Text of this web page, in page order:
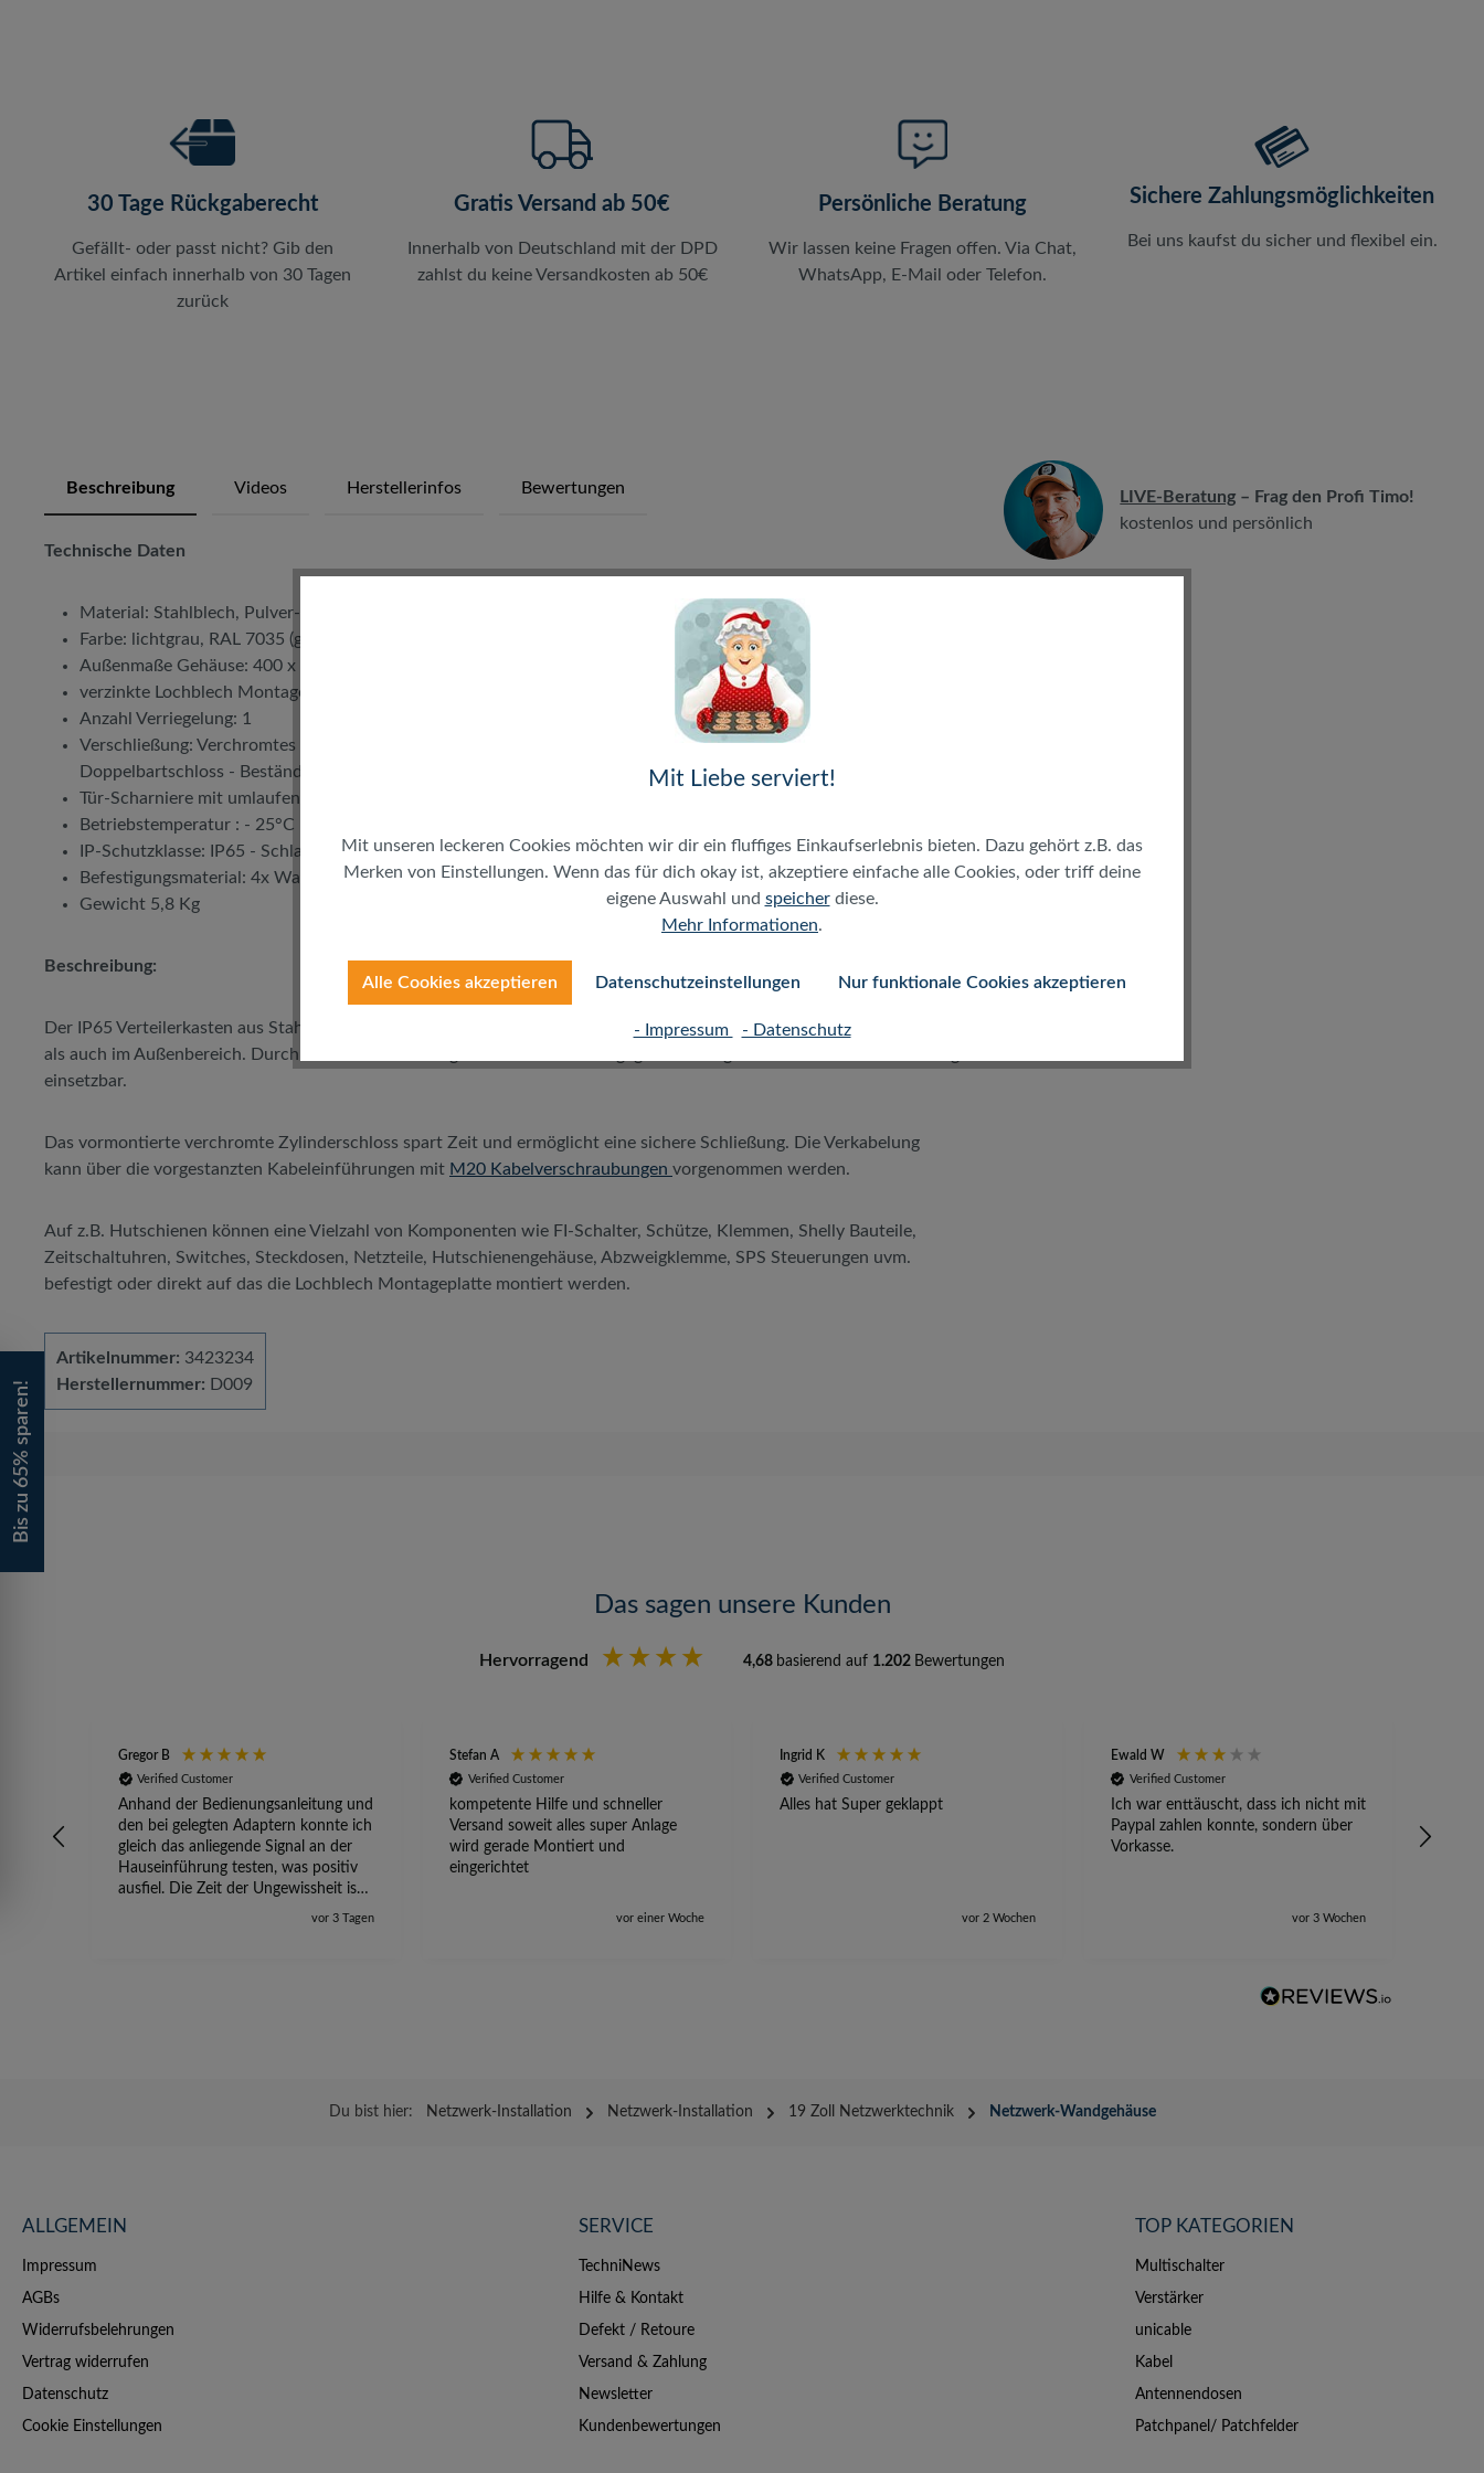
30 Tage Rückgaberecht
Gefällt- oder passt nicht? Gib den
Artikel einfach innerhalb von 30 Tagen
zurück
Gratis Versand ab 50€
Innerhalb von Deutschland mit der DPD
zahlst du keine Versandkosten ab 50€
Persönliche Beratung
Wir lassen keine Fragen offen. Via Chat,
WhatsApp, E-Mail oder Telefon.
Sichere Zahlungsmöglichkeiten
Bei uns kaufst du sicher und flexibel ein.
Beschreibung Videos Herstellerinfos Bewertungen
Technische Daten
Material: Stahlblech, Pulver-Strukturlackierung
Farbe: lichtgrau, RAL 7035 (grau)
Außenmaße Gehäuse: 400 x 300 x 180mm
verzinkte Lochblech Montageplatte 335 x 270 x 19mm
Anzahl Verriegelung: 1
Verschließung: Verchromtes Zylinderschloss mit einem Schlüssel, andere Schließungen möglich z.B.
Doppelbartschloss - Beständigkeit: Chemische Mittel , Laugen, Öle, Salze, Wasser, Staub usw.
Tür-Scharniere mit umlaufender Dichtung
Betriebstemperatur : - 25°C bis + 60°C
IP-Schutzklasse: IP65 - Schlagfestigkeit: IK10
Befestigungsmaterial: 4x Wandhalterungen (inkl.)
Gewicht 5,8 Kg
Beschreibung:
Der IP65 Verteilerkasten aus Stahlblech ist für den Einsatz in verschiedenen Umgebungen konzipiert, sowohl im Innen-
als auch im Außenbereich. Durch seine Wasserdichtigkeit und den Schutz gegen Feuchtigkeit und Staub ist er vielseitig
einsetzbar.
Das vormontierte verchromte Zylinderschloss spart Zeit und ermöglicht eine sichere Schließung. Die Verkabelung
kann über die vorgestanzten Kabeleinführungen mit M20 Kabelverschraubungen vorgenommen werden.
Auf z.B. Hutschienen können eine Vielzahl von Komponenten wie FI-Schalter, Schütze, Klemmen, Shelly Bauteile,
Zeitschaltuhren, Switches, Steckdosen, Netzteile, Hutschienengehäuse, Abzweigklemme, SPS Steuerungen uvm.
befestigt oder direkt auf das die Lochblech Montageplatte montiert werden.
Artikelnummer: 3423234
Herstellernummer: D009
LIVE-Beratung – Frag den Profi Timo!
kostenlos und persönlich
Das sagen unsere Kunden
Hervorragend 4,68 basierend auf 1.202 Bewertungen
Gregor B
Verified Customer
Anhand der Bedienungsanleitung und
den bei gelegten Adaptern konnte ich
gleich das anliegende Signal an der
Hauseinführung testen, was positiv
ausfiel. Die Zeit der Ungewissheit ist
jetzt vorbei, ich kann mit Sicherheit
vor 3 Tagen
Stefan A
Verified Customer
kompetente Hilfe und schneller
Versand soweit alles super Anlage
wird gerade Montiert und
eingerichtet
vor einer Woche
Ingrid K
Verified Customer
Alles hat Super geklappt
vor 2 Wochen
Ewald W
Verified Customer
Ich war enttäuscht, dass ich nicht mit
Paypal zahlen konnte, sondern über
Vorkasse.
vor 3 Wochen
Du bist hier: Netzwerk-Installation Netzwerk-Installation 19 Zoll Netzwerktechnik Netzwerk-Wandgehäuse
ALLGEMEIN
Impressum
AGBs
Widerrufsbelehrungen
Vertrag widerrufen
Datenschutz
Cookie Einstellungen
SERVICE
TechniNews
Hilfe & Kontakt
Defekt / Retoure
Versand & Zahlung
Newsletter
Kundenbewertungen
TOP KATEGORIEN
Multischalter
Verstärker
unicable
Kabel
Antennendosen
Patchpanel/ Patchfelder
Bis zu 65% sparen!
Mit Liebe serviert!
Mit unseren leckeren Cookies möchten wir dir ein fluffiges Einkaufserlebnis bieten. Dazu gehört z.B. das
Merken von Einstellungen. Wenn das für dich okay ist, akzeptiere einfache alle Cookies, oder triff deine
eigene Auswahl und speicherdiese.
Mehr Informationen.
Alle Cookies akzeptieren Datenschutzeinstellungen Nur funktionale Cookies akzeptieren
- Impressum - Datenschutz